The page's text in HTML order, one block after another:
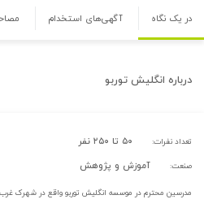
در یک نگاه آگهی‌های استخدام
درباره انگلیش توربو
تعداد نفرات: ۵۰ تا ۲۵۰ نفر
صنعت: آموزش و پژوهش
مدرسین محترم در موسسه انگلیش توربو واقع در شهرک